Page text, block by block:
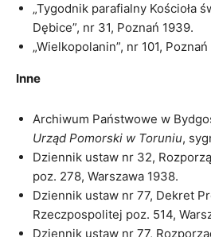
„Tygodnik parafialny Kościoła
Dębice”, nr 31, Poznań 1939.
„Wielkopolanin”, nr 101,
Inne
Archiwum Państwowe w
Urząd Pomorski w Toruniu,
Dziennik ustaw nr 32,
poz. 278, Warszawa 1938.
Dziennik ustaw nr 77, Dekret
Rzeczpospolitej poz. 514,
Dziennik ustaw nr 77,